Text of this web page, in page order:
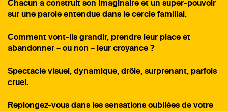
Chacun a construit son imaginaire et un super-pouvoir
sur une parole entendue dans le cercle familial.
Comment vont-ils grandir, prendre leur place et
abandonner – ou non – leur croyance ?
Spectacle visuel, dynamique, drôle, surprenant, parfois
cruel.
Replongez-vous dans les sensations oubliées de votre